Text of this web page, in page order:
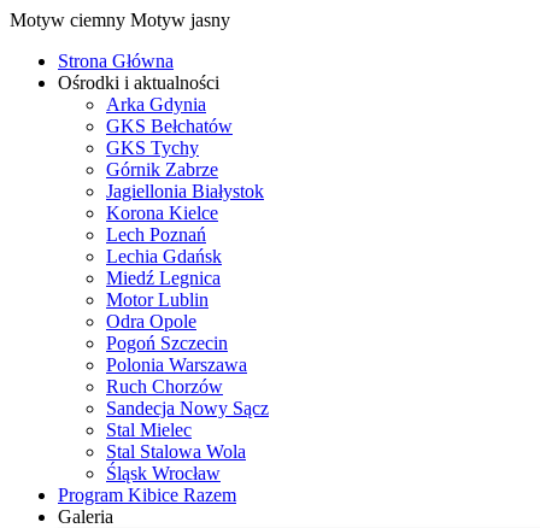
Motyw ciemny Motyw jasny
Strona Główna
Ośrodki i aktualności
Arka Gdynia
GKS Bełchatów
GKS Tychy
Górnik Zabrze
Jagiellonia Białystok
Korona Kielce
Lech Poznań
Lechia Gdańsk
Miedź Legnica
Motor Lublin
Odra Opole
Pogoń Szczecin
Polonia Warszawa
Ruch Chorzów
Sandecja Nowy Sącz
Stal Mielec
Stal Stalowa Wola
Śląsk Wrocław
Program Kibice Razem
Galeria